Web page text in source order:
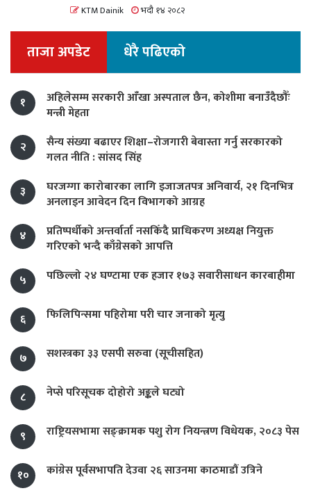
KTM Dainik भदौ १४ २०८२
ताजा अपडेट धेरै पढिएको
१
अहिलेसम्म सरकारी आँखा अस्पताल छैन, कोशीमा बनाउँदैछौँः
मन्त्री मेहता
२
सैन्य संख्या बढाएर शिक्षा–रोजगारी बेवास्ता गर्नु सरकारको
गलत नीति : सांसद सिंह
३
घरजग्गा कारोबारका लागि इजाजतपत्र अनिवार्य, २१ दिनभित्र
अनलाइन आवेदन दिन विभागको आग्रह
४
प्रतिष्पर्धीको अन्तर्वार्ता नसकिँदै प्राधिकरण अध्यक्ष नियुक्त
गरिएको भन्दै काँग्रेसको आपत्ति
५
पछिल्लो २४ घण्टामा एक हजार १७३ सवारीसाधन कारबाहीमा
६ फिलिपिन्समा पहिरोमा परी चार जनाको मृत्यु
७ सशस्त्रका ३३ एसपी सरुवा (सूचीसहित)
८ नेप्से परिसूचक दोहोरो अङ्कले घट्यो
९ राष्ट्रियसभामा सङ्क्रामक पशु रोग नियन्त्रण विधेयक, २०८३ पेस
१० कांग्रेस पूर्वसभापति देउवा २६ साउनमा काठमाडौं उत्रिने